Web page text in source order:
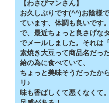
【わさびマンさん】
お久しぶりです(^^)お陰様
ています、体調も良いです。
で、最近ちょっと良さげな
でメールしました。それは
素焼き大豆って商品名だっ
給の為に食べていて、
ちょっと美味そうだったか
リ♪
味も香ばしくて悪くなくて